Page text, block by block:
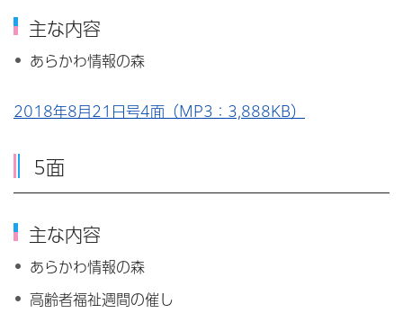
主な内容
あらかわ情報の森
2018年8月21日号4面（MP3：3,888KB）
5面
主な内容
あらかわ情報の森
高齢者福祉週間の催し